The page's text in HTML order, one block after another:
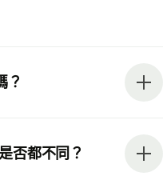
？
否都不同？